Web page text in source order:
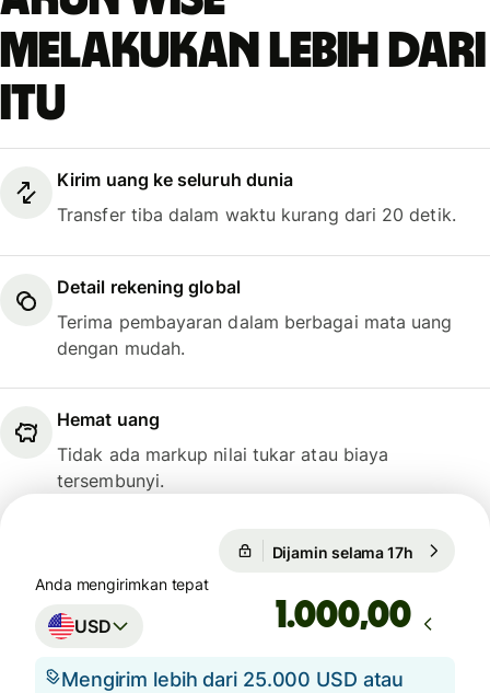
melakukan lebih dari
itu
Kirim uang ke seluruh dunia
Transfer tiba dalam waktu kurang dari 20 detik.
Detail rekening global
Terima pembayaran dalam berbagai mata uang
dengan mudah.
Hemat uang
Tidak ada markup nilai tukar atau biaya
tersembunyi.
Dijamin selama 17h
Anda mengirimkan tepat
USD ,00
Mengirim lebih dari 25.000 USD atau